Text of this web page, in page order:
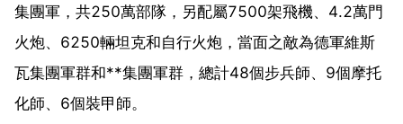
集團軍，共250萬部隊，另配屬7500架飛機、4.2萬門
火炮、6250輛坦克和自行火炮，當面之敵為德軍維斯
瓦集團軍群和**集團軍群，總計48個步兵師、9個摩托
化師、6個裝甲師。